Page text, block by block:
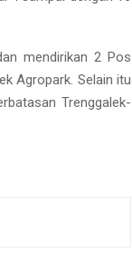
mendirikan 2 Pos
Agropark. Selain itu
Trenggalek-